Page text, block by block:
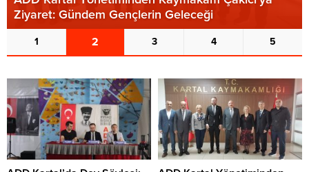
Ziyaret: Gündem Gençlerin Geleceği
1 2 3 4 5